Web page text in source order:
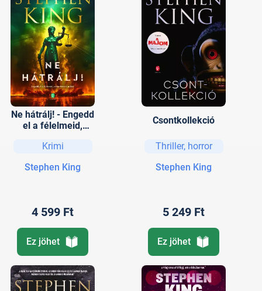
Ne hátrálj! - Engedd
el a félelmeid,
nélkül
Krimi
Stephen King
4 599 Ft
Ez jöhet
Csontkollekció
Thriller, horror
Stephen King
5 249 Ft
Ez jöhet